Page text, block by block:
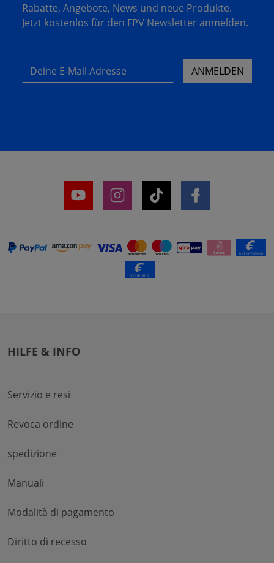
Rabatte, Angebote, News und neue Produkte.
Jetzt kostenlos für den FPV Newsletter anmelden.
Deine E-Mail Adresse ANMELDEN
HILFE & INFO
Servizio e resi
Revoca ordine
spedizione
Manuali
Modalità di pagamento
Diritto di recesso